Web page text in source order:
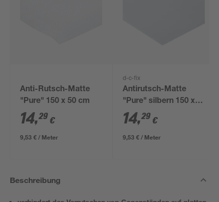
Anti-Rutsch-Matte
"Pure" 150 x 50 cm
14,29 €
9,53 € / Meter
d-c-fix
Antirutsch-Matte
"Pure" silbern 150 x
50 cm
14,29 €
9,53 € / Meter
Beschreibung